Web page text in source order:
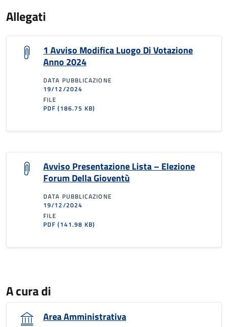
Allegati
1 Avviso Modifica Luogo Di Votazione
Anno 2024
DATA PUBBLICAZIONE
19/12/2024
FILE
PDF(186.75 KB)
Avviso Presentazione Lista – Elezione
Forum Della Gioventù
DATA PUBBLICAZIONE
19/12/2024
FILE
PDF(141.98 KB)
A cura di
Area Amministrativa